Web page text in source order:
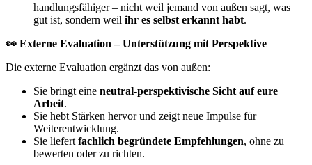
handlungsfähiger – nicht weil jemand von außen sagt, was
gut ist, sondern weil ihr es selbst erkannt habt.
👀 Externe Evaluation – Unterstützung mit Perspektive
Die externe Evaluation ergänzt das von außen:
Sie bringt eine neutral-perspektivische Sicht auf eure
Arbeit.
Sie hebt Stärken hervor und zeigt neue Impulse für
Weiterentwicklung.
Sie liefert fachlich begründete Empfehlungen, ohne zu
bewerten oder zu richten.